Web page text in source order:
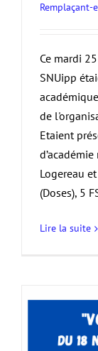
Remplaçant-
Ce mardi
SNUipp
de
Etaient
Logereau
(Doses), 5
Lire la suite